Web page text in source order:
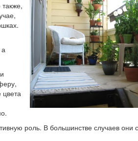
роль. В большинстве случаев они